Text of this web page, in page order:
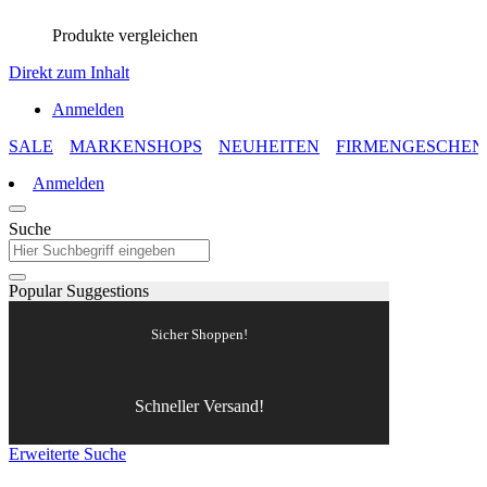
Produkte vergleichen
Direkt zum Inhalt
Anmelden
SALE
MARKENSHOPS NEUHEITEN
Anmelden
Suche
Popular Suggestions
Sicher Shoppen!
Schneller Versand!
Erweiterte Suche